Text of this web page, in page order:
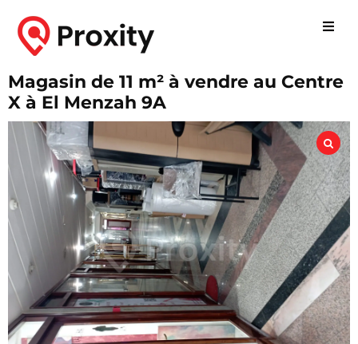
Magasin de 11 m² à vendre au Centre
X à El Menzah 9A